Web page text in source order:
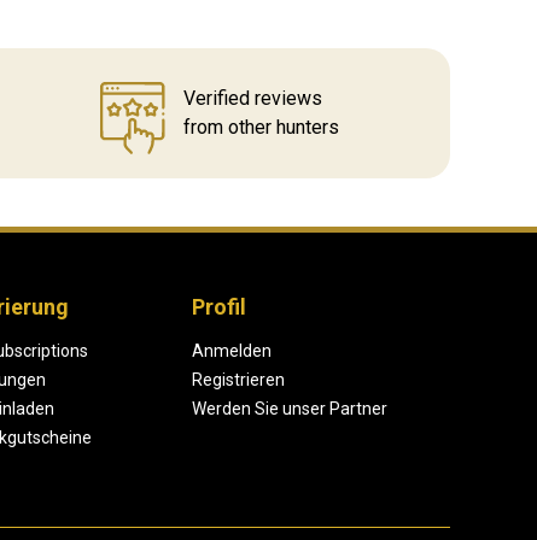
Verified reviews
from other hunters
Profil
Anmelden
Registrieren
Werden Sie unser Partner